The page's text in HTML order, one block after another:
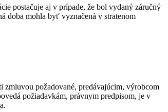
postačuje aj v prípade, že bol vydaný záručný
doba mohla byť vyznačená v stratenom
zmluvou požadované, predávajúcim, výrobcom
požiadavkám, právnym predpisom, je v